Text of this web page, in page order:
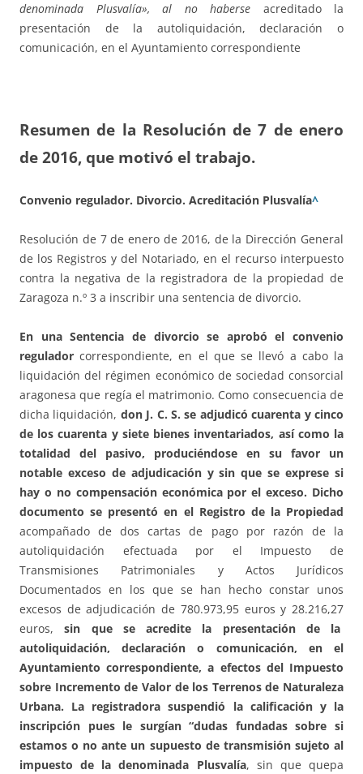
denominada Plusvalía», al no haberse acreditado la
presentación de la autoliquidación, declaración o
comunicación, en el Ayuntamiento correspondiente
Resumen de la Resolución de 7 de enero
de 2016, que motivó el trabajo.
Convenio regulador. Divorcio. Acreditación Plusvalía^
Resolución de 7 de enero de 2016, de la Dirección General
de los Registros y del Notariado, en el recurso interpuesto
contra la negativa de la registradora de la propiedad de
Zaragoza n.º 3 a inscribir una sentencia de divorcio.
En una Sentencia de divorcio se aprobó el convenio
regulador correspondiente, en el que se llevó a cabo la
liquidación del régimen económico de sociedad consorcial
aragonesa que regía el matrimonio. Como consecuencia de
dicha liquidación, don J. C. S. se adjudicó cuarenta y cinco
de los cuarenta y siete bienes inventariados, así como la
totalidad del pasivo, produciéndose en su favor un
notable exceso de adjudicación y sin que se exprese si
hay o no compensación económica por el exceso. Dicho
documento se presentó en el Registro de la Propiedad
acompañado de dos cartas de pago por razón de la
autoliquidación efectuada por el Impuesto de
Transmisiones Patrimoniales y Actos Jurídicos
Documentados en los que se han hecho constar unos
excesos de adjudicación de 780.973,95 euros y 28.216,27
euros,sin que se acredite la presentación de la
autoliquidación, declaración o comunicación, en el
Ayuntamiento correspondiente, a efectos del Impuesto
sobre Incremento de Valor de los Terrenos de Naturaleza
Urbana. La registradora suspendió la calificación y la
inscripción pues le surgían “dudas fundadas sobre si
estamos o no ante un supuesto de transmisión sujeto al
impuesto de la denominada Plusvalía, sin que quepa